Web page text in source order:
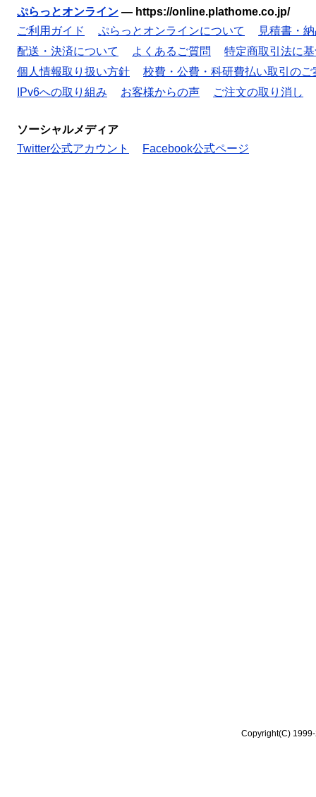
ぷらっとオンライン — https://online.plathome.co.jp/
ご利用ガイド
ぷらっとオンラインについて
見積書・
配送・決済について
よくあるご質問
特定商取引法に
個人情報取り扱い方針
校費・公費・科研費払い取引のご
IPv6への取り組み
お客様からの声 ご注文の取り消し
ソーシャルメディア
Twitter公式アカウント
Facebook公式ページ
Copyright(C)